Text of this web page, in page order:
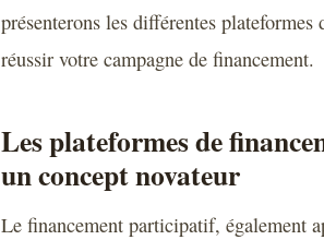
présenterons les différentes
réussir votre campagne de financement.
Les plateformes de
un concept novateur
Le financement participatif, également